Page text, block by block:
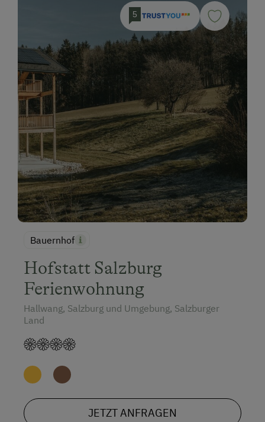
5
Bauernhof
Hofstatt Salzburg
Ferienwohnung
Hallwang, Salzburg und Umgebung, Salzburger
Land
JETZT ANFRAGEN